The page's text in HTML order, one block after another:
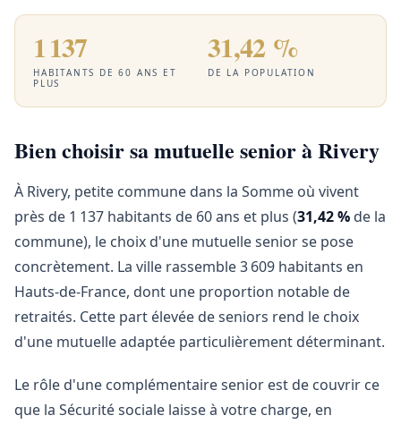
1 137
HABITANTS DE 60 ANS ET
PLUS
31,42 %
DE LA POPULATION
Bien choisir sa mutuelle senior à Rivery
À Rivery, petite commune dans la Somme où vivent
près de 1 137 habitants de 60 ans et plus (31,42 % de la
commune), le choix d'une mutuelle senior se pose
concrètement. La ville rassemble 3 609 habitants en
Hauts-de-France, dont une proportion notable de
retraités. Cette part élevée de seniors rend le choix
d'une mutuelle adaptée particulièrement déterminant.
Le rôle d'une complémentaire senior est de couvrir ce
que la Sécurité sociale laisse à votre charge, en